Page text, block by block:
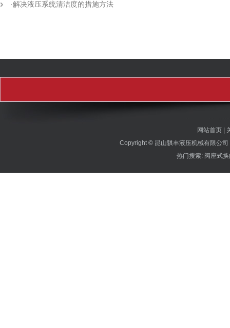
·解决液压系统清洁度的措施方法
网站首页 |
Copyright © 昆山骐丰液压机械有限公
热门搜索: 阀座式